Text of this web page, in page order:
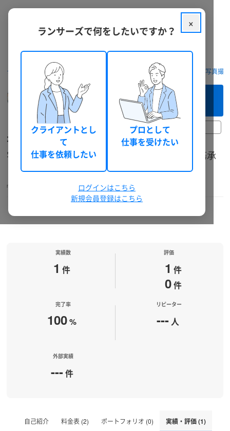
クラウドソーシング ランサーズ フリーランスを探す 動画制作・写真撮
30日前以上
不動産売買サポートの永和
宅建士が不動産売買(賃貸)のバックオフィス業務承
ります！！
nagacho 個人 神奈川県 30代前半
このフリーランスへ
まずは相談してみる（無料）
実績数
1 件
評価
1 件
0件
完了率
100%
リピーター
--- 人
外部実績
---件
自己紹介 料金表 (2) ポートフォリオ (0) 実績・評価 (1)
×
ランサーズで何をしたいですか？
クライアントとし
て
仕事を依頼したい
プロとして
仕事を受けたい
ログインはこちら
新規会員登録はこちら